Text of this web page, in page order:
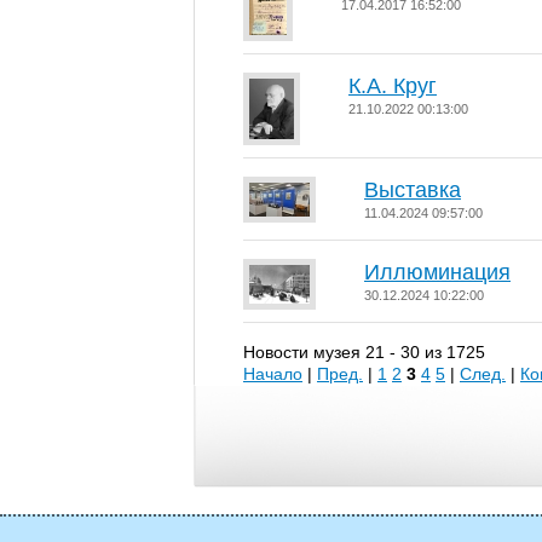
17.04.2017 16:52:00
К.А. Круг
21.10.2022 00:13:00
Выставка
11.04.2024 09:57:00
Иллюминация
30.12.2024 10:22:00
Новости музея 21 - 30 из 1725
Начало | Пред. | 1 2 3 4 5 | След. |